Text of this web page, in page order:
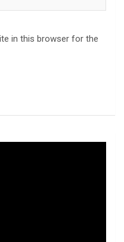
in this browser for the